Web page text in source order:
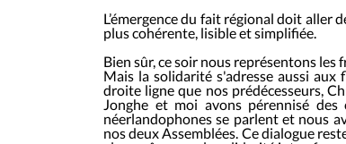
L’émergence du fait régional doit aller
plus cohérente, lisible et simplifiée.
Bien sûr, ce soir nous représentons les
Mais la solidarité s'adresse aussi aux
droite ligne que nos prédécesseurs,
Jonghe et moi avons pérennisé
néerlandophones se parlent et nous
nos deux Assemblées. Ce dialogue